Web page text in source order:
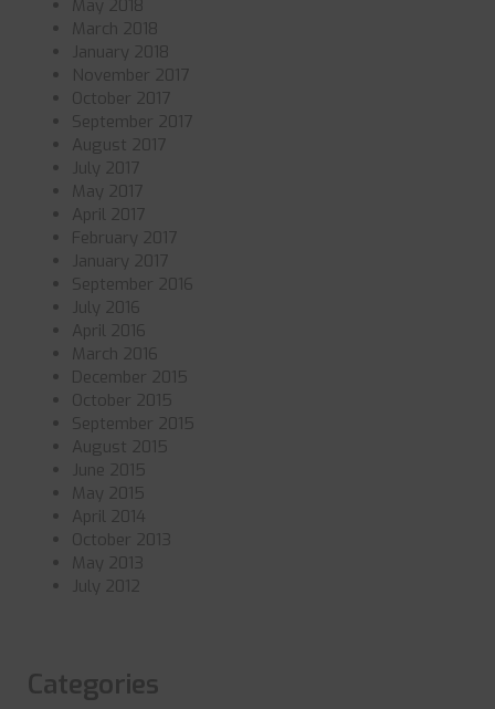
May 2018
March 2018
January 2018
November 2017
October 2017
September 2017
August 2017
July 2017
May 2017
April 2017
February 2017
January 2017
September 2016
July 2016
April 2016
March 2016
December 2015
October 2015
September 2015
August 2015
June 2015
May 2015
April 2014
October 2013
May 2013
July 2012
Categories